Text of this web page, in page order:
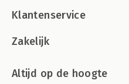
Klantenservice
Zakelijk
Altijd op de hoogte